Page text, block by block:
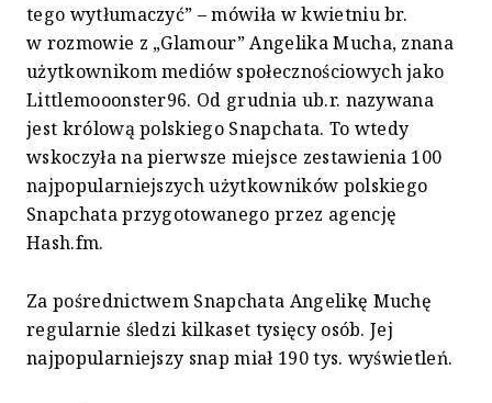
tego wytłumaczyć” – mówiła w kwietniu br.
w rozmowie z „Glamour” Angelika Mucha, znana
użytkownikom mediów społecznościowych jako
Littlemooonster96. Od grudnia ub.r. nazywana
jest królową polskiego Snapchata. To wtedy
wskoczyła na pierwsze miejsce zestawienia 100
najpopularniejszych użytkowników polskiego
Snapchata przygotowanego przez agencję
Hash.fm.
Za pośrednictwem Snapchata Angelikę Muchę
regularnie śledzi kilkaset tysięcy osób. Jej
najpopularniejszy snap miał 190 tys. wyświetleń.